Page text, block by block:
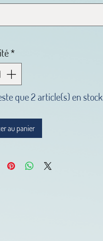
*
que 2 article(s) en stock
au panier